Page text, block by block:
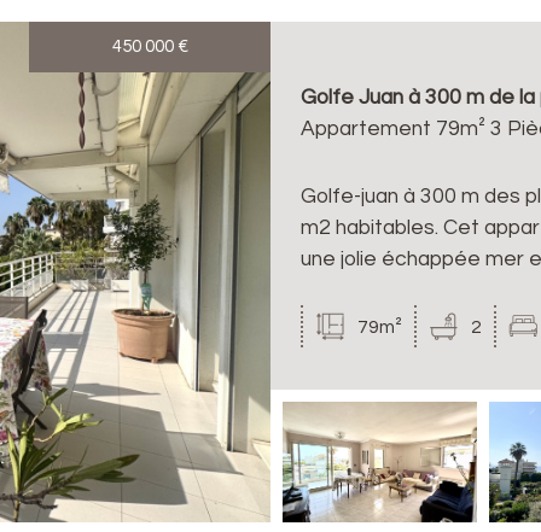
450 000 €
Golfe Juan à 300 m de
Appartement 79m² 3
Golfe-juan à 300 m des
m2 habitables. Cet
une jolie échappée mer
79m² 2